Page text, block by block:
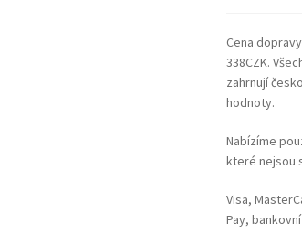
Cena
338CZK.
zahrnují
hodnoty.
Nabízíme
které nejsou
Visa,
Pay,